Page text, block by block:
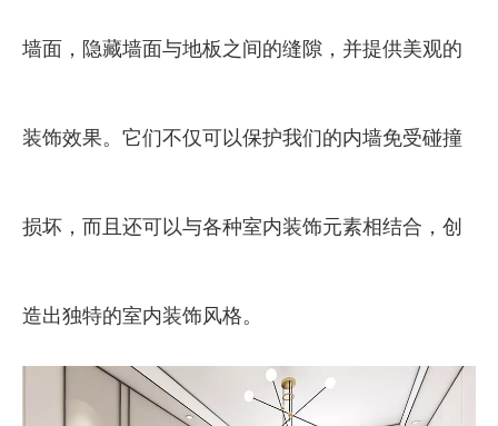
墙面，隐藏墙面与地板之间的缝隙，并提供美观的
装饰效果。它们不仅可以保护我们的内墙免受碰撞
损坏，而且还可以与各种室内装饰元素相结合，创
造出独特的室内装饰风格。